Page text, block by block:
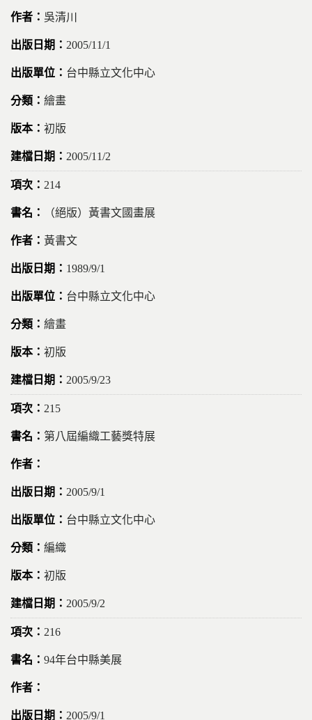
吳清川
2005/11/1
台中縣立文化中心
繪畫
初版
2005/11/2
214
（絕版）黃書文國畫展
黃書文
1989/9/1
台中縣立文化中心
繪畫
初版
2005/9/23
215
第八屆編織工藝獎特展
2005/9/1
台中縣立文化中心
編織
初版
2005/9/2
216
94年台中縣美展
2005/9/1